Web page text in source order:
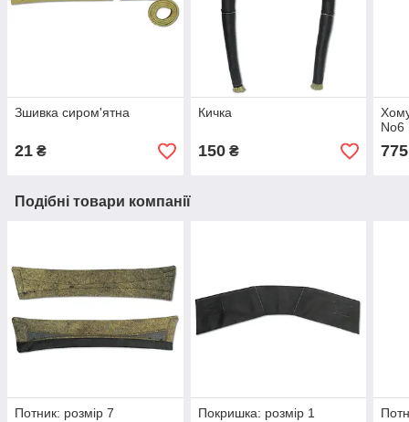
Зшивка сиром'ятна
21 ₴
Кичка
150₴
No6
775
Подібні товари компанії
Потник: розмір 7 Покришка: розмір 1